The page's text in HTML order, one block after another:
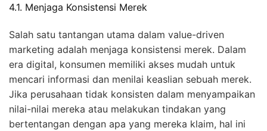
4.1. Menjaga Konsistensi Merek
Salah satu tantangan utama dalam value-driven
marketing adalah menjaga konsistensi merek. Dalam
era digital, konsumen memiliki akses mudah untuk
mencari informasi dan menilai keaslian sebuah merek.
Jika perusahaan tidak konsisten dalam menyampaikan
nilai-nilai mereka atau melakukan tindakan yang
bertentangan dengan apa yang mereka klaim, hal ini